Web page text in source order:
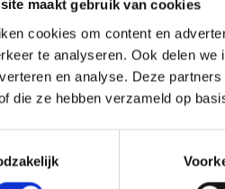
maakt gebruik van cookies
cookies om content en
te analyseren. Ook delen
en analyse. Deze
die ze hebben verzameld op
Navigatie
Home